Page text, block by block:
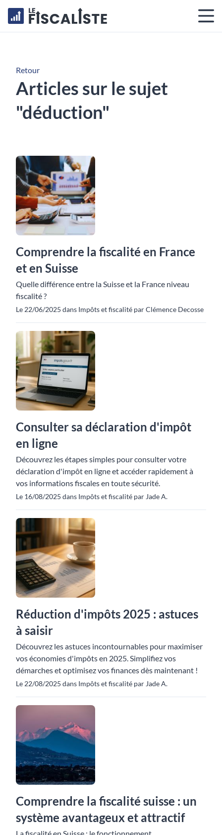
Retour
Articles sur le sujet
"déduction"
Comprendre la fiscalité en France
et en Suisse
Quelle différence entre la Suisse et la France niveau
fiscalité ?
Le 22/06/2025 dans Impôts et fiscalité par Clémence Decosse
Consulter sa déclaration d'impôt
en ligne
Découvrez les étapes simples pour consulter votre
déclaration d'impôt en ligne et accéder rapidement à
vos informations fiscales en toute sécurité.
Le 16/08/2025 dans Impôts et fiscalité par Jade A.
Réduction d'impôts 2025 : astuces
à saisir
Découvrez les astuces incontournables pour maximiser
vos économies d'impôts en 2025. Simplifiez vos
démarches et optimisez vos finances dès maintenant !
Le 22/08/2025 dans Impôts et fiscalité par Jade A.
Comprendre la fiscalité suisse : un
système avantageux et attractif